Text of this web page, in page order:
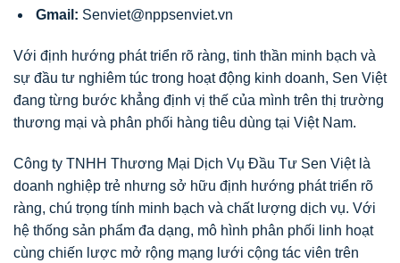
Gmail: Senviet@nppsenviet.vn
Với định hướng phát triển rõ ràng, tinh thần minh bạch và
sự đầu tư nghiêm túc trong hoạt động kinh doanh, Sen Việt
đang từng bước khẳng định vị thế của mình trên thị trường
thương mại và phân phối hàng tiêu dùng tại Việt Nam.
Công ty TNHH Thương Mại Dịch Vụ Đầu Tư Sen Việt là
doanh nghiệp trẻ nhưng sở hữu định hướng phát triển rõ
ràng, chú trọng tính minh bạch và chất lượng dịch vụ. Với
hệ thống sản phẩm đa dạng, mô hình phân phối linh hoạt
cùng chiến lược mở rộng mạng lưới cộng tác viên trên